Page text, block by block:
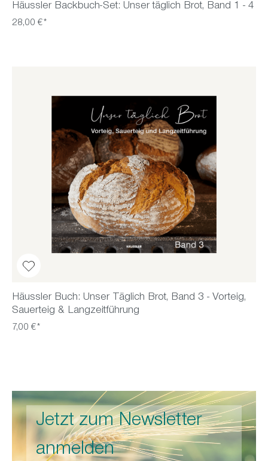
Häussler Backbuch-Set: Unser täglich Brot, Band 1 - 4
28,00 €*
Häussler Buch: Unser Täglich Brot, Band 3 - Vorteig,
Sauerteig & Langzeitführung
7,00 €*
Jetzt zum Newsletter
anmelden